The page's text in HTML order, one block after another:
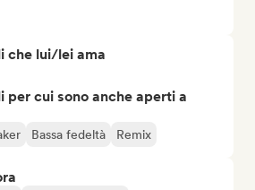
che lui/lei ama
cui sono anche aperti a
Bassa fedeltà Remix